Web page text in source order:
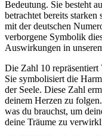
Bedeutung. Sie besteht
betrachtet bereits
mit der deutschen
verborgene Symbolik
Auswirkungen in
Die Zahl 10
Sie symbolisiert die
der Seele. Diese Zahl
deinem Herzen zu
was du brauchst, um
deine Träume zu